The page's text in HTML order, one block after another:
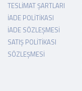
TESLIMAT ŞARTLARI
İADE POLITIKASI
İADE SÖZLEŞMESI
SATIŞ POLITIKASI
SÖZLEŞMESI